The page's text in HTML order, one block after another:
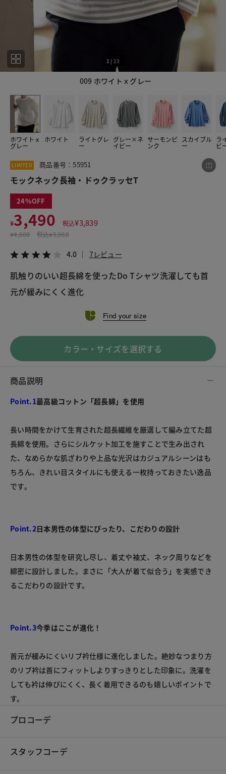
009 ホワイトｘグレー
1 | 23
ホワイトｘ
グレー
ホワイト ライトグレ
ー
グレー×ネ
イビー
サーモンピ
ンク
スカイブル
ー
ラ
ビ
LIMITED 商品番号：55951
モックネック長袖・ドゥクラッセT
24
¥3,490 税込¥3,839
¥4,600 税込¥5,060
4.0 7レビュー
肌触りのいい超長綿を使ったDo Tシャツ洗濯しても首
元が緩みにくく進化
Find your size
カラー・サイズを選択する
商品説明
Point.1最高級コットン「超長綿」を使用
長い時間をかけて生育された超長繊維を厳選して編み立てた超
長綿を使用。さらにシルケット加工を施すことで生み出され
た、なめらかな肌ざわりや上品な光沢はカジュアルシーンはも
ちろん、きれい目スタイルにも使える一枚持っておきたい逸品
Point.2日本男性の体型にぴったり、こだわりの設計
日本男性の体型を研究し尽し、着丈や袖丈、ネック周りなどを
綿密に設計しました。まさに「大人が着て似合う」を実感でき
Point.3今季はここが進化！
首元が緩みにくいリブ衿仕様に進化しました。絶妙なつまり方
のリブ衿は首にフィットしよりすっきりとした印象に。洗濯を
しても衿は伸びにくく、長く着用できるのも嬉しいポイントで
す。
プロコーデ
スタッフコーデ
この商品をシェアする
モックネック長袖・ドゥクラッセT
¥3,490
税込¥3,839
LINE X